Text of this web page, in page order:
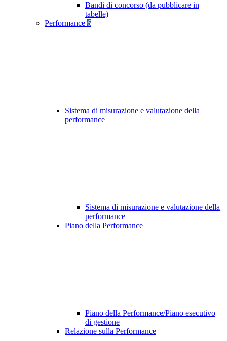
Bandi di concorso (da pubblicare in
tabelle)
Performance 6
Sistema di misurazione e valutazione della
performance
Sistema di misurazione e valutazione della
performance
Piano della Performance
Piano della Performance/Piano esecutivo
di gestione
Relazione sulla Performance